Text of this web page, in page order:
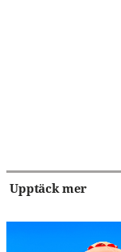
Upptäck mer